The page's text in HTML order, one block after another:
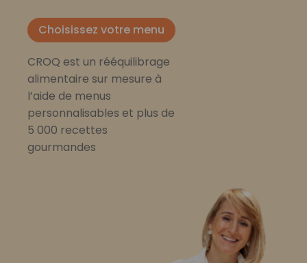
Choisissez votre menu
CROQ est un rééquilibrage
alimentaire sur mesure à
l’aide de menus
personnalisables et plus de
5 000 recettes
gourmandes